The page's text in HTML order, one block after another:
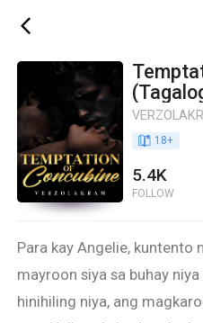
ic_back
book_age 18+
5.4K
FOLLOW
Para kay Angelie, kuntento
mayroon siya sa buhay
hinihiling niya, ang